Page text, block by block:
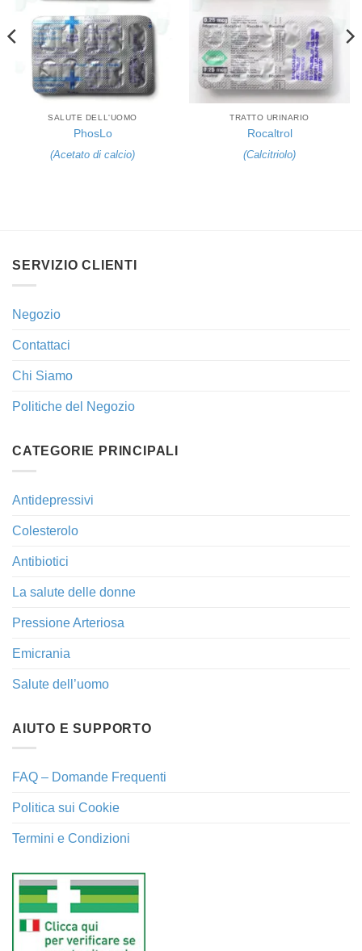
SALUTE DELL'UOMO
PhosLo
(Acetato di calcio)
TRATTO URINARIO
Rocaltrol
(Calcitriolo)
SERVIZIO CLIENTI
Negozio
Contattaci
Chi Siamo
Politiche del Negozio
CATEGORIE PRINCIPALI
Antidepressivi
Colesterolo
Antibiotici
La salute delle donne
Pressione Arteriosa
Emicrania
Salute dell’uomo
AIUTO E SUPPORTO
FAQ – Domande Frequenti
Politica sui Cookie
Termini e Condizioni